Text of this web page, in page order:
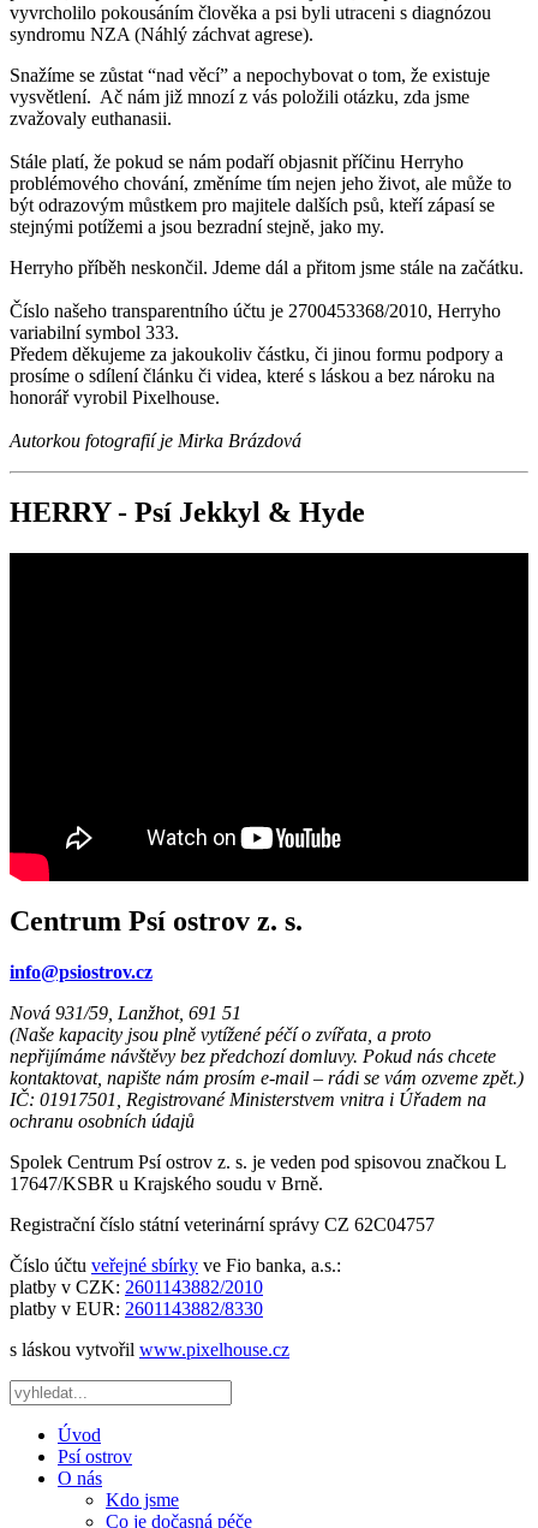
vyvrcholilo pokousáním člověka a psi byli utraceni s diagnózou
syndromu NZA (Náhlý záchvat agrese).
Snažíme se zůstat “nad věcí” a nepochybovat o tom, že existuje
vysvětlení. Ač nám již mnozí z vás položili otázku, zda jsme
zvažovaly euthanasii.
Stále platí, že pokud se nám podaří objasnit příčinu Herryho
problémového chování, změníme tím nejen jeho život, ale může to
být odrazovým můstkem pro majitele dalších psů, kteří zápasí se
stejnými potížemi a jsou bezradní stejně, jako my.
Herryho příběh neskončil. Jdeme dál a přitom jsme stále na začátku.
Číslo našeho transparentního účtu je 2700453368/2010, Herryho
variabilní symbol 333.
Předem děkujeme za jakoukoliv částku, či jinou formu podpory a
prosíme o sdílení článku či videa, které s láskou a bez nároku na
honorář vyrobil Pixelhouse.
Autorkou fotografií je Mirka Brázdová
HERRY - Psí Jekkyl & Hyde
Centrum Psí ostrov z. s.
info@psiostrov.cz
Nová 931/59, Lanžhot, 691 51
(Naše kapacity jsou plně vytížené péčí o zvířata, a proto
nepřijímáme návštěvy bez předchozí domluvy. Pokud nás chcete
kontaktovat, napište nám prosím e-mail – rádi se vám ozveme zpět.)
IČ: 01917501, Registrované Ministerstvem vnitra i Úřadem na
ochranu osobních údajů
Spolek Centrum Psí ostrov z. s. je veden pod spisovou značkou L
17647/KSBR u Krajského soudu v Brně.
Registrační číslo státní veterinární správy CZ 62C04757
Číslo účtu veřejné sbírky ve Fio banka, a.s.:
platby v CZK: 2601143882/2010
platby v EUR: 2601143882/8330
s láskou vytvořil www.pixelhouse.cz
Úvod
Psí ostrov
O nás
Kdo jsme
Co je dočasná péče